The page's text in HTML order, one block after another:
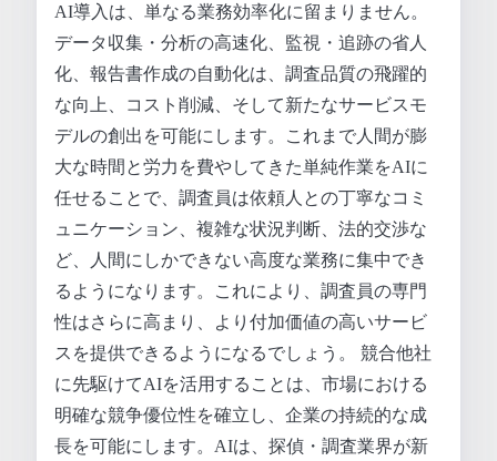
AI導入は、単なる業務効率化に留まりません。
データ収集・分析の高速化、監視・追跡の省人
化、報告書作成の自動化は、調査品質の飛躍的
な向上、コスト削減、そして新たなサービスモ
デルの創出を可能にします。これまで人間が膨
大な時間と労力を費やしてきた単純作業をAIに
任せることで、調査員は依頼人との丁寧なコミ
ュニケーション、複雑な状況判断、法的交渉な
ど、人間にしかできない高度な業務に集中でき
るようになります。これにより、調査員の専門
性はさらに高まり、より付加価値の高いサービ
スを提供できるようになるでしょう。 競合他社
に先駆けてAIを活用することは、市場における
明確な競争優位性を確立し、企業の持続的な成
長を可能にします。AIは、探偵・調査業界が新